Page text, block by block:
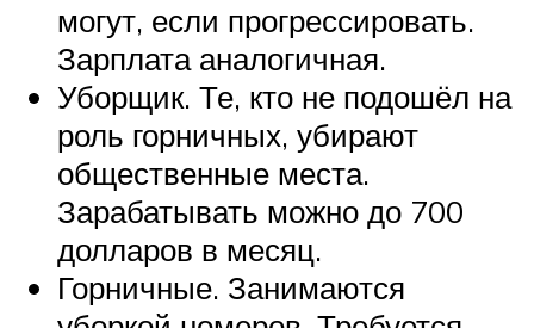
могут, если прогрессировать.
Зарплата аналогичная.
Уборщик. Те, кто не подошёл на
роль горничных, убирают
общественные места.
Зарабатывать можно до 700
долларов в месяц.
Горничные. Занимаются